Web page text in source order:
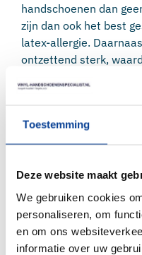
Toestemming
Deze website maakt
We gebruiken cookies
personaliseren, om
en om ons
informatie over uw
handschoenen dan
zijn dan ook het best
latex-allergie.
ontzettend sterk,
zullen gaan. De
geschikt voor
vetten.
verschillende
bewaren. Zo
bacteriën en mogelijke
WAARVOOR